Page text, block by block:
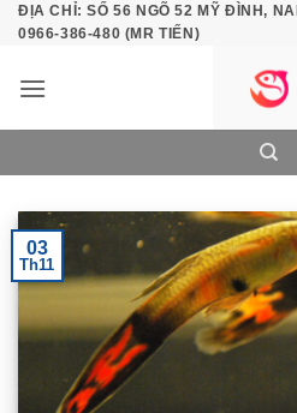
Bỏ
qua
dung
ĐỊA CHỈ: SỐ 56 NGÕ 52 MỸ ĐÌNH,
0966-386-480 (MR TIẾN)
03
Th11